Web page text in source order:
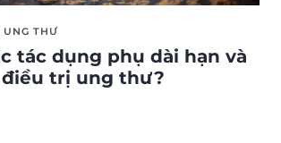
UNG THƯ
tác dụng phụ dài hạn và
trị ung thư?